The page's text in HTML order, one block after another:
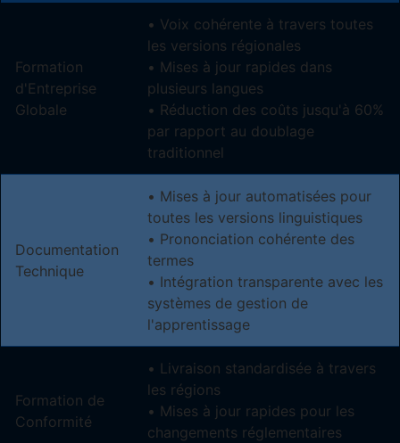
Formation
d'Entreprise
Globale
• Voix cohérente à travers toutes
les versions régionales
• Mises à jour rapides dans
plusieurs langues
• Réduction des coûts jusqu'à 60%
par rapport au doublage
traditionnel
Documentation
Technique
• Mises à jour automatisées pour
toutes les versions linguistiques
• Prononciation cohérente des
termes
• Intégration transparente avec les
systèmes de gestion de
l'apprentissage
Formation de
Conformité
• Livraison standardisée à travers
les régions
• Mises à jour rapides pour les
changements réglementaires